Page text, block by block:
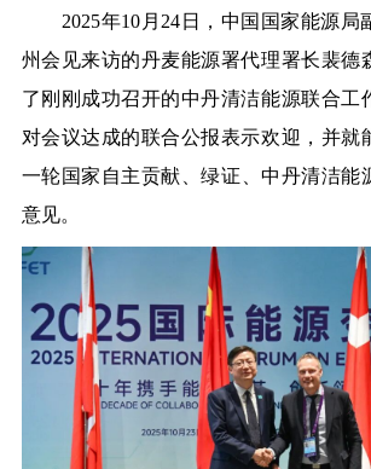
2025年10 月 24 日，中国国家能源局
州会见来访的丹麦能源署代理署长裴德
了刚刚成功召开的中丹清洁能源联合工
对会议达成的联合公报表示欢迎，并就
一轮国家自主贡献 、绿证、中丹清洁
意见。